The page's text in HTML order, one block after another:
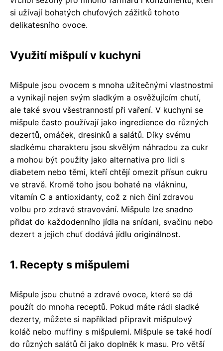
si užívají bohatých chuťových zážitků tohoto
delikatesního ovoce.
Využití mišpulí v kuchyni
Mišpule jsou ovocem s mnoha užitečnými vlastnostmi
a vynikají nejen svým sladkým a osvěžujícím chutí,
ale také svou všestranností při vaření. V kuchyni se
mišpule často používají jako ingredience do různých
dezertů, omáček, dresinků a salátů. Díky svému
sladkému charakteru jsou skvělým náhradou za cukr
a mohou být použity jako alternativa pro lidi s
diabetem nebo těmi, kteří chtějí omezit přísun cukru
ve stravě. Kromě toho jsou bohaté na vlákninu,
vitamín C a antioxidanty, což z nich činí zdravou
volbu pro zdravé stravování. Mišpule lze snadno
přidat do každodenního jídla na snídani, svačinu nebo
dezert a jejich chuť dodává jídlu originálnost.
1. Recepty s mišpulemi
Mišpule jsou chutné a zdravé ovoce, které se dá
použít do mnoha receptů. Pokud máte rádi sladké
dezerty, můžete si například připravit mišpulový
koláč nebo muffiny s mišpulemi. Mišpule se také hodí
do různých salátů či jako doplněk k masu. Pro větší